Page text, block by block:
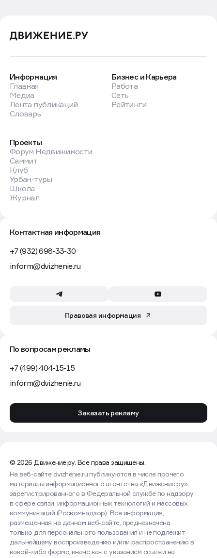
Информация
Главная
Медиа
Лента публикаций
Словарь
Бизнес и Карьера
Работа
Сеть
Рейтинги
Проекты
Форум Недвижимости
Саммит
Клуб
Урбан-туры
Школа
Журнал
Контактная информация
+7 (932) 698-33-30
inform@dvizhenie.ru
Правовая информация
По вопросам рекламы
+7 (499) 404-15-15
inform@dvizhenie.ru
Заказать рекламу
© 2026 Движение.ру. Все права защищены.
На веб-сайте dvizhenie.ru публикуются в числе прочего
материалы информационного агентства «Движение.ру»,
зарегистрированного в Федеральной службе по надзору
в сфере связи, информационных технологий и массовых
коммуникаций (Роскомнадзор). Вся информация,
размещенная на данном веб-сайте, предназначена
только для персонального пользования и не подлежит
дальнейшему воспроизведению и/или распространению в
какой-либо форме, иначе как с указанием ссылки на